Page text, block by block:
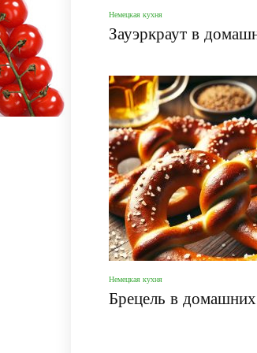
Немецкая кухня
Зауэркраут в
Немецкая кухня
Брецель в